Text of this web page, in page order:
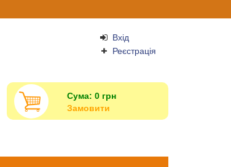
Вхід
Реєстрація
Сума: 0 грн
Замовити